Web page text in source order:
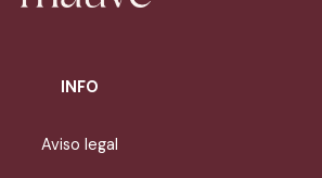
INFO
Aviso legal